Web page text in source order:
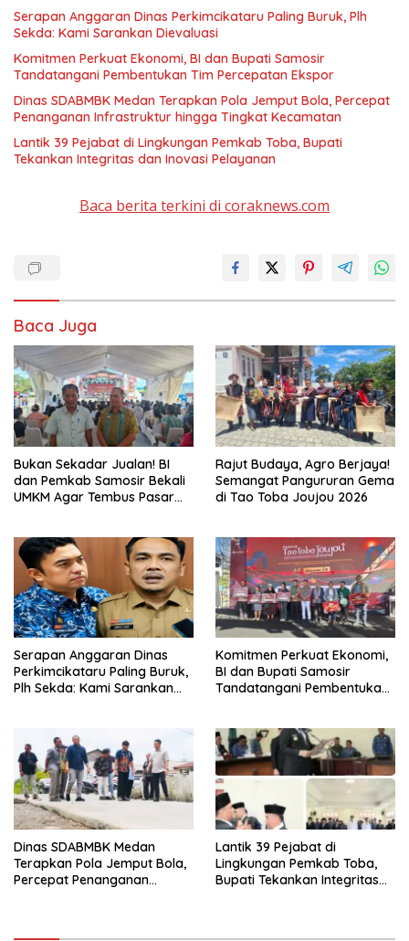
Serapan Anggaran Dinas Perkimcikataru Paling Buruk, Plh
Sekda: Kami Sarankan Dievaluasi
Komitmen Perkuat Ekonomi, BI dan Bupati Samosir
Tandatangani Pembentukan Tim Percepatan Ekspor
Dinas SDABMBK Medan Terapkan Pola Jemput Bola, Percepat
Penanganan Infrastruktur hingga Tingkat Kecamatan
Lantik 39 Pejabat di Lingkungan Pemkab Toba, Bupati
Tekankan Integritas dan Inovasi Pelayanan
Baca berita terkini di coraknews.com
Baca Juga
Bukan Sekadar Jualan! BI
dan Pemkab Samosir Bekali
UMKM Agar Tembus Pasar
Rajut Budaya, Agro Berjaya!
Semangat Pangururan Gema
di Tao Toba Joujou 2026
Serapan Anggaran Dinas
Perkimcikataru Paling Buruk,
Plh Sekda: Kami Sarankan
Komitmen Perkuat Ekonomi,
BI dan Bupati Samosir
Tandatangani Pembentukan
Dinas SDABMBK Medan
Terapkan Pola Jemput Bola,
Percepat Penanganan
Lantik 39 Pejabat di
Lingkungan Pemkab Toba,
Bupati Tekankan Integritas